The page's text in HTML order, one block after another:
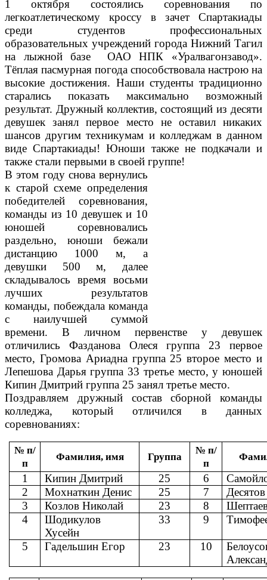
1 октября состоялись соревнования по
легкоатлетическому кроссу в зачет Спартакиады
среди студентов профессиональных
образовательных учреждений города Нижний Тагил
на лыжной базе ОАО НПК «Уралвагонзавод».
Тёплая пасмурная погода способствовала настрою на
высокие достижения. Наши студенты традиционно
старались показать максимально возможный
результат. Дружный коллектив, состоящий из десяти
девушек занял первое место не оставил никаких
шансов другим техникумам и колледжам в данном
виде Спартакиады! Юноши также не подкачали и
также стали первыми в своей группе!
В этом году снова вернулись
к старой схеме определения
победителей соревнования,
команды из 10 девушек и 10
юношей соревновались
раздельно, юноши бежали
дистанцию 1000 м, а
девушки 500 м, далее
складывалось время восьми
лучших результатов
команды, побеждала команда
с наилучшей суммой
времени. В личном первенстве у девушек
отличились Фазданова Олеся группа 23 первое
место, Громова Ариадна группа 25 второе место и
Лепешова Дарья группа 33 третье место, у юношей
Кипин Дмитрий группа 25 занял третье место.
Поздравляем дружный состав сборной команды
колледжа, который отличился в данных
соревнованиях:
№ п/
п
Фамилия, имя Группа
№ п/
п
1 Кипин Дмитрий 25 6
2
Мохнаткин Денис 25 7
3
Козлов Николай 23 8
4
Шодикулов
Хусейн
33 9
5 Гадельшин Егор 23 10